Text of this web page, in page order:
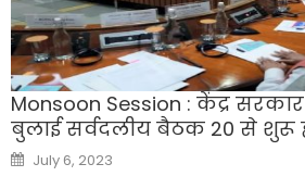
Monsoon Session : केंद्र
बुलाई सर्वदलीय बैठक 20 से शुरू
Posted
on
July 6, 2023